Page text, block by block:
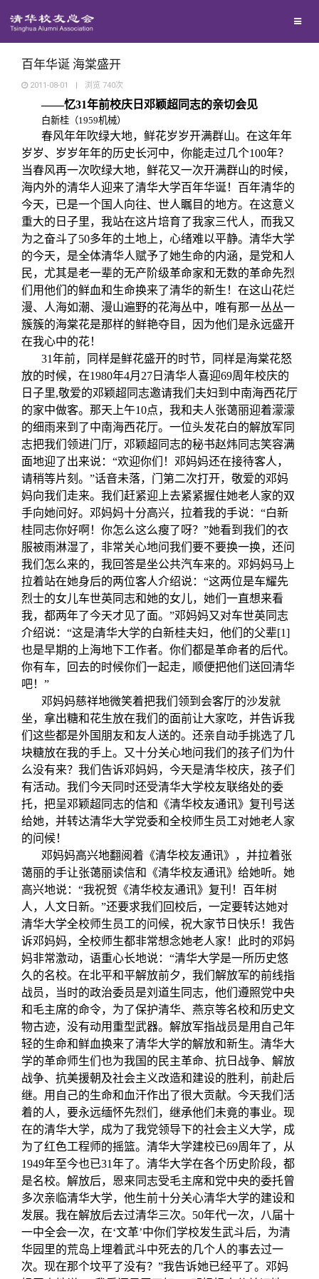
西南联大校友会
义工计划
新媒体平台
青春风采
校友文苑
校友讲坛
校友视界
校友服务
终身学习
信息化服务
三创大赛
实用信息
校友总会
总会简介
会长致辞
总会章程
理事会名单
制度法规
联系我们
关闭
百年华诞 海棠盛开
2011-08-01 | 浏览 740次
——忆31年前校庆日邓颖超同志的亲切会见
白新桂 （1959机械）
春风年年吹绿大地，鲜花岁岁开满群山。在这年年
岁岁、岁岁年年的历史长河中，你能走过几个100年？
当春风再一次吹绿大地，鲜花又一次开满群山的时候，
海内外的清华人迎来了清华大学百年华诞！百年清华的
今天，已是一个国人向往、世人瞩目的地方。在这意义
重大的日子里，我站在这片培育了我家三代人，而我又
为之奋斗了50多年的土地上，心绪难以平静。清华大学
的今天，是全体清华人赋予了她生命的内涵，是党和人
民，尤其是老一辈的无产阶级革命家和无数的革命先烈
们用他们的鲜血和生命换来了清华的新生！在这山花烂
漫、人海如潮、漫山遍野的花海丛中，唯有那一丛丛一
簇簇的海棠花是那样的鲜艳夺目，因为他们是永远盛开
在我心中的花！
31年前，同样是鲜花盛开的时节，同样是海棠花怒
放的时候，在1980年4月27日清华人喜迎69周年校庆的
日子里,敬爱的邓颖超同志邀请我们夫妇到中南海西花厅
的家中做客。那天上午10点，我和夫人张蔼丽迎着濛濛
的细雨来到了中南海西花厅。一位头发花白的解放军同
志把我们领进门厅，邓颖超同志的秘书赵炜同志笑容满
面地迎了出来说：“欢迎你们！邓妈妈还在接待客人，
请稍等片刻。”话音未落，门第二次打开，敬爱的邓妈
妈向我们走来。我们赶紧迎上去紧紧握住她老人家的双
手向她问好。邓妈妈十分高兴，拉着我的手说：“白新
桂同志你好啊！你怎么这么瘦了呀？”她看到我们的衣
服被雨淋湿了，非常关心地问我们要不要换一换，还问
我们怎么来的，我回答是坐公共汽车来的。邓妈妈马上
拉着站在她身后的两位客人介绍说：“这两位是车耀先
烈士的女儿车世英同志和她的女儿，她们一直想来看
我，都两年了今天才见了面。”邓妈妈又对车世英同志
介绍说：“这是清华大学的白新桂夫妇，他们的父辈[1]
也是早期的上海地下工作者。你们都是革命者的后代。
你有车，回去的时候你们一起走，顺便把他们送回清华
吧！”
邓妈妈慈祥地微笑着把我们领到会客厅的沙发就
坐，拿出糖和花生放在我们的面前让大家吃，并告诉我
们这些都是外国朋友和友人送的。还亲自动手挑选了几
块糖放在我的手上。又十分关心地问我们的孩子们为什
么没有来？我们告诉邓妈妈，今天是清华校庆，孩子们
有活动。我们今天同时还受清华大学校友联络处的委
托，把呈邓颖超同志的信和《清华校友通讯》复刊号送
给她，并转达清华大学党委和全校师生员工对她老人家
的问候！
邓妈妈高兴地翻阅着《清华校友通讯》，并拉着张
蔼丽的手让张蔼丽读信和《清华校友通讯》给她听。她
高兴地说：“我祝贺《清华校友通讯》复刊！百年树
人，人文日新。”还要求我们回校后，一定要转达她对
清华大学全校师生员工的问候，祝大家节日快乐！我告
诉邓妈妈，全校师生都非常想念她老人家！此时的邓妈
妈非常激动，语重心长地说：“清华大学是一所历史悠
久的名校。在北平和平解放前夕，我们解放军的前线指
战员，当时的政治委员是刘道生同志，他们遵照党中央
和毛主席的命令，为了保护清华、燕京等名校和历史文
物古迹，没有动用重型武器。解放军指战员是用自己年
轻的生命和鲜血换来了清华大学的解放和新生。清华大
学的革命师生们也为我国的民主革命、抗日战争、解放
战争、抗美援朝及社会主义改造和建设的胜利，前赴后
继。用自己的生命和血汗作出了很大贡献。今天我们活
着的人，要永远缅怀先烈们，继承他们未竟的事业。现
在的清华大学，成为了我党领导下的社会主义大学，成
为了红色工程师的摇篮。清华大学建校已69周年了，从
1949年至今也已31年了。清华大学在各个历史阶段，都
是名校。解放后，恩来同志受毛主席和党中央的委托曾
多次亲临清华大学，他生前十分关心清华大学的建设和
发展。我在解放后去过清华三次。50年代一次，八届十
一中全会一次，在‘文革’中你们学校发生武斗后，为清
华园里的荒岛上埋着武斗中死去的几个人的事去过一
次。现在那个坟平了没有？”我告诉她已经平了。邓妈